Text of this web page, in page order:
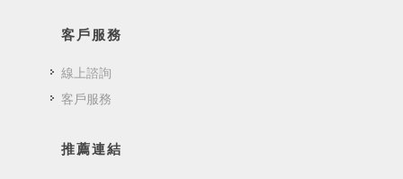
客戶服務
線上諮詢
客戶服務
推薦連結